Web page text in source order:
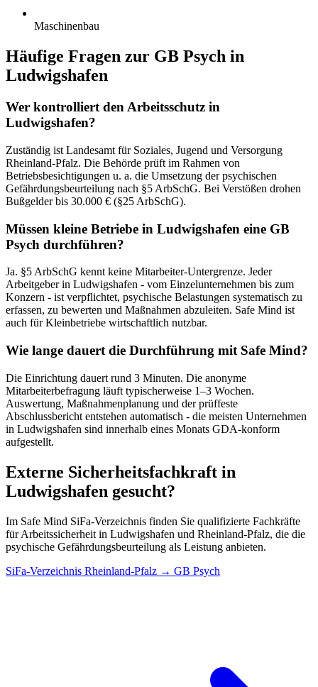
Maschinenbau
Häufige Fragen zur GB Psych in
Ludwigshafen
Wer kontrolliert den Arbeitsschutz in
Ludwigshafen?
Zuständig ist Landesamt für Soziales, Jugend und Versorgung
Rheinland-Pfalz. Die Behörde prüft im Rahmen von
Betriebsbesichtigungen u. a. die Umsetzung der psychischen
Gefährdungsbeurteilung nach §5 ArbSchG. Bei Verstößen drohen
Bußgelder bis 30.000 € (§25 ArbSchG).
Müssen kleine Betriebe in Ludwigshafen eine GB
Psych durchführen?
Ja. §5 ArbSchG kennt keine Mitarbeiter-Untergrenze. Jeder
Arbeitgeber in Ludwigshafen - vom Einzelunternehmen bis zum
Konzern - ist verpflichtet, psychische Belastungen systematisch zu
erfassen, zu bewerten und Maßnahmen abzuleiten. Safe Mind ist
auch für Kleinbetriebe wirtschaftlich nutzbar.
Wie lange dauert die Durchführung mit Safe Mind?
Die Einrichtung dauert rund 3 Minuten. Die anonyme
Mitarbeiterbefragung läuft typischerweise 1–3 Wochen.
Auswertung, Maßnahmenplanung und der prüffeste
Abschlussbericht entstehen automatisch - die meisten Unternehmen
in Ludwigshafen sind innerhalb eines Monats GDA-konform
aufgestellt.
Externe Sicherheitsfachkraft in
Ludwigshafen gesucht?
Im Safe Mind SiFa-Verzeichnis finden Sie qualifizierte Fachkräfte
für Arbeitssicherheit in Ludwigshafen und Rheinland-Pfalz, die die
psychische Gefährdungsbeurteilung als Leistung anbieten.
SiFa-Verzeichnis Rheinland-Pfalz → GB Psych